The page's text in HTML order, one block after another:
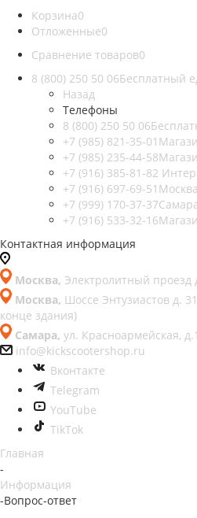
Корзина0
Отложенные0
Сравнение товаров0
8 (800) 250 50 06Бесплатный
Назад
Телефоны
8 (800) 250 50 06
+7 (985) 821-35-01
+7 (985) 235-44-58
+7 (916) 385-81-82
+7 (916) 697-69-51
+7 (999) 170-37-37
+7 (916) 533-32-16
Контактная информация
Москва, Электролитный проезд
Москва, Шоссе Энтузиастов д.
конце здания)
Самара, ул. Красноармейская,
info@kickscootershop.ru
Вконтакте
Telegram
YouTube
TikTok
Главная
-
Информация
-Вопрос-ответ